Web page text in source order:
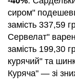
сиром"
замість 337,59
Сервелат"
замість 199,30
курячий" та
Куряча" — зі